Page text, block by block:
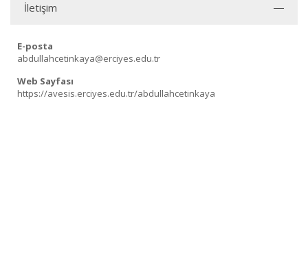
İletişim
E-posta
abdullahcetinkaya@erciyes.edu.tr
Web Sayfası
https://avesis.erciyes.edu.tr/abdullahcetinkaya